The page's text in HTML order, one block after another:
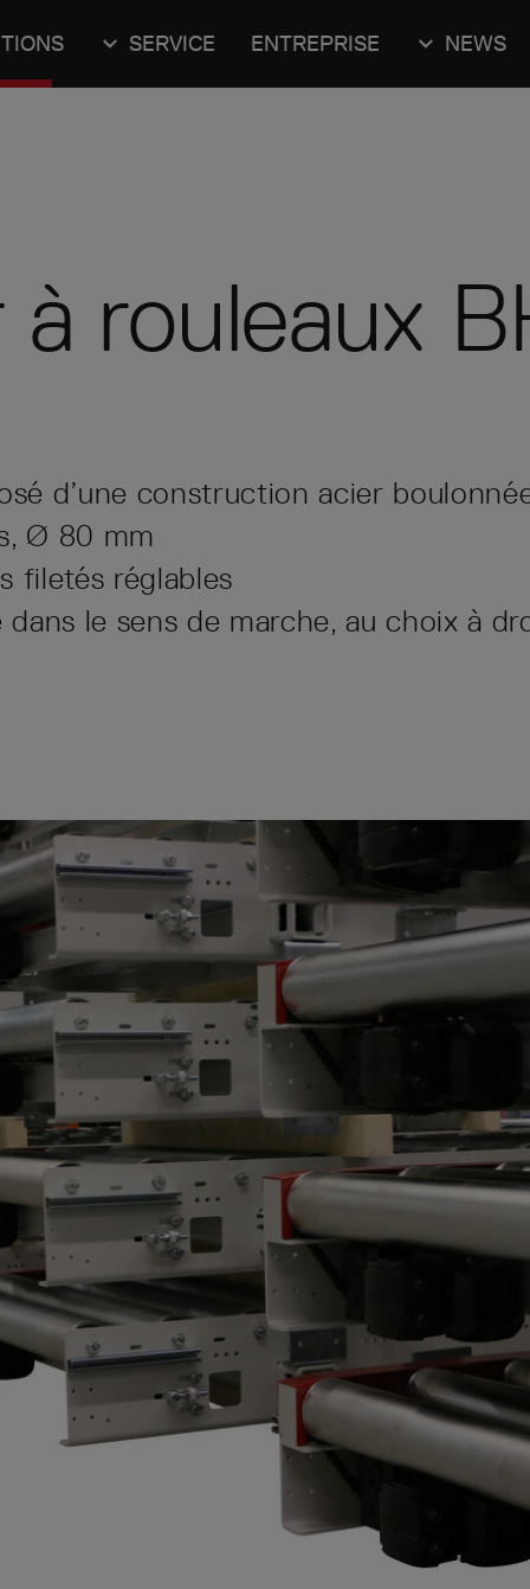
SERVICE ENTREPRISE NEWS
rouleaux
d’une construction acier
Ø 80 mm
filetés réglables
le sens de marche, au choix à